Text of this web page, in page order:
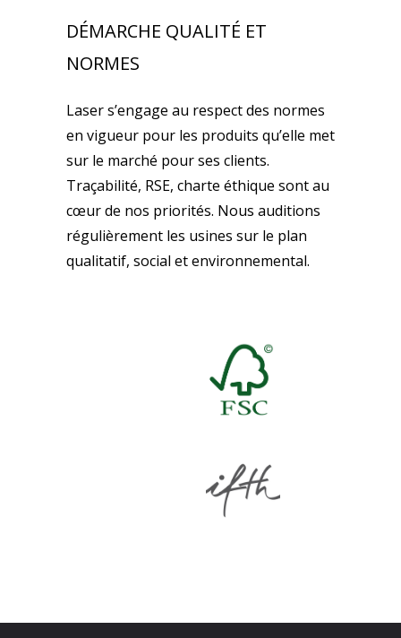
DÉMARCHE QUALITÉ ET
NORMES
Laser s’engage au respect des normes
en vigueur pour les produits qu’elle met
sur le marché pour ses clients.
Traçabilité, RSE, charte éthique sont au
cœur de nos priorités. Nous auditions
régulièrement les usines sur le plan
qualitatif, social et environnemental.